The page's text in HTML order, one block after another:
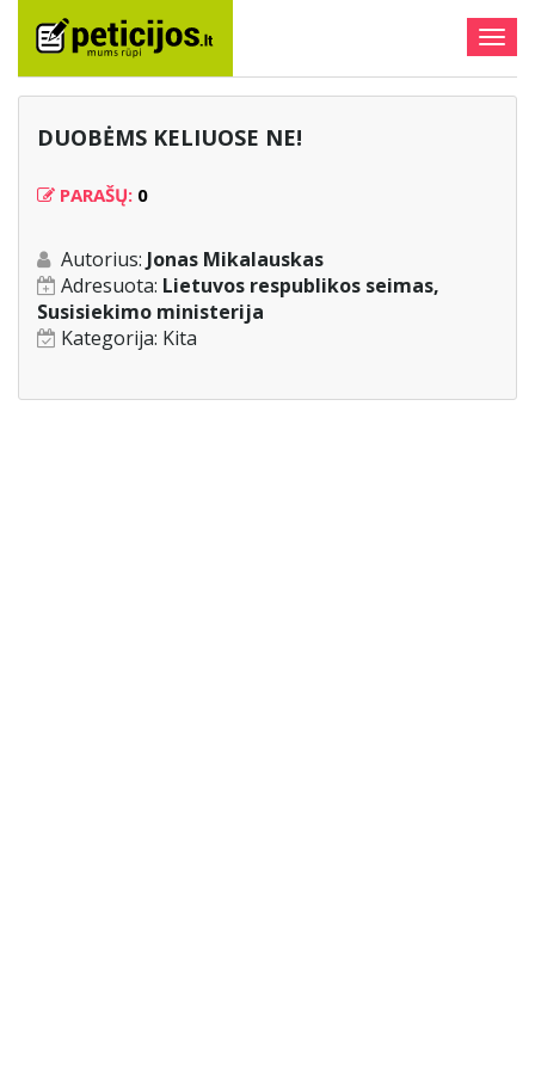
DUOBĖMS KELIUOSE NE!
PARAŠŲ: 0
Autorius: Jonas Mikalauskas
Adresuota: Lietuvos respublikos seimas,
Susisiekimo ministerija
Kategorija: Kita